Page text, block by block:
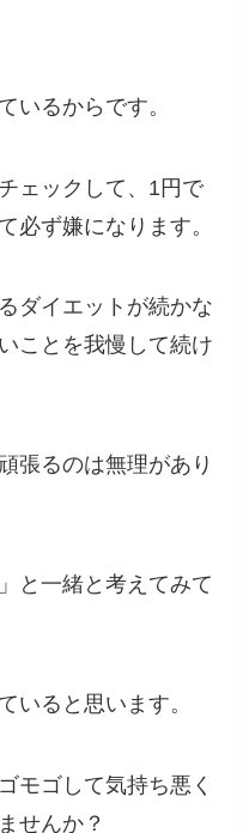
いるからです。
ェックして、1円で
必ず嫌になります。
ダイエットが続かな
ことを我慢して続け
張るのは無理があり
と一緒と考えてみて
いると思います。
モゴして気持ち悪く
せんか？